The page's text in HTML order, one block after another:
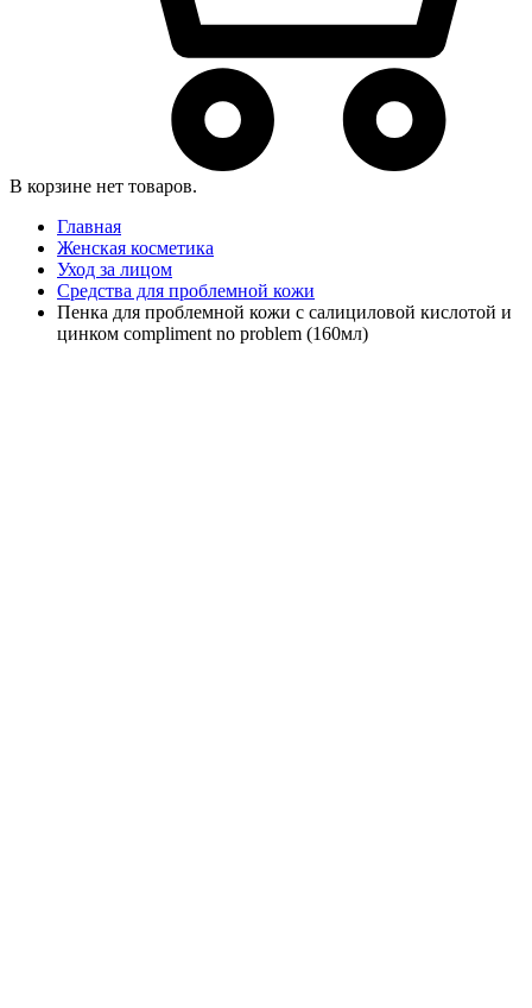
В корзине нет товаров.
Главная
Женская косметика
Уход за лицом
Средства для проблемной кожи
Пенка для проблемной кожи c салициловой кислотой и
цинком compliment no problem (160мл)